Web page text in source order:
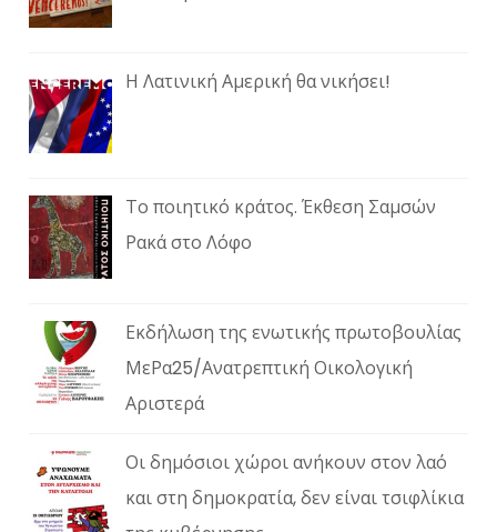
Η Λατινική Αμερική θα νικήσει!
Το ποιητικό κράτος. Έκθεση Σαμσών
Ρακά στο Λόφο
Εκδήλωση της ενωτικής πρωτοβουλίας
ΜεΡα25/Ανατρεπτική Οικολογική
Αριστερά
Οι δημόσιοι χώροι ανήκουν στον λαό
και στη δημοκρατία, δεν είναι τσιφλίκια